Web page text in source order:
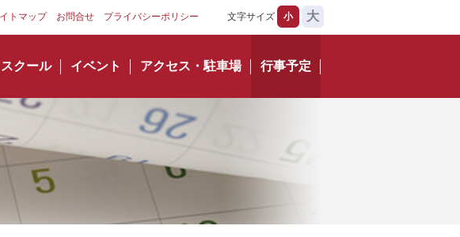
トマップ お問合せ プライバシーポリシー
スクール イベント アクセス・駐車場 行事予定
文字サイズ 小 大